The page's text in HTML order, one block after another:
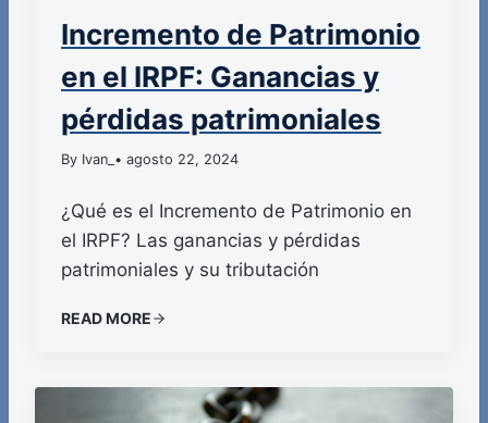
Incremento de Patrimonio
en el IRPF: Ganancias y
pérdidas patrimoniales
By Ivan_ • agosto 22, 2024
¿Qué es el Incremento de Patrimonio en
el IRPF? Las ganancias y pérdidas
patrimoniales y su tributación
READ MORE